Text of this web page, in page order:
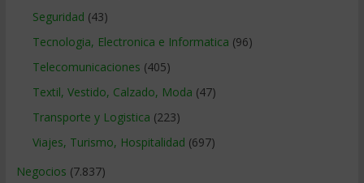
Seguridad (43)
Tecnologia, Electronica e Informatica (96)
Telecomunicaciones (405)
Textil, Vestido, Calzado, Moda (47)
Transporte y Logistica (223)
Viajes, Turismo, Hospitalidad (697)
Negocios (7.837)